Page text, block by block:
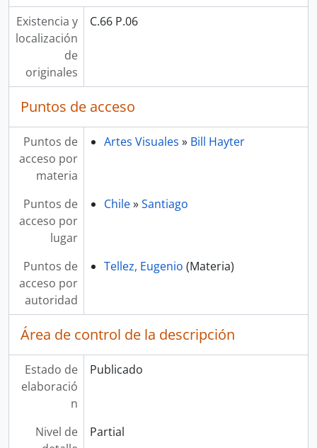
Existencia y
localización
de
originales
C.66 P.06
Puntos de acceso
Puntos de
acceso por
materia
Artes Visuales » Bill Hayter
Puntos de
acceso por
lugar
Chile»Santiago
Puntos de
acceso por
autoridad
Tellez, Eugenio (Materia)
Área de control de la descripción
Estado de
elaboració
n
Publicado
Nivel de
Partial